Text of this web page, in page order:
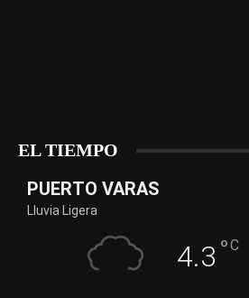
EL TIEMPO
PUERTO VARAS
Lluvia Ligera
4.3 °C